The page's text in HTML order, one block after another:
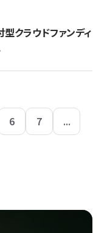
クラウドファンディ
6 7
...